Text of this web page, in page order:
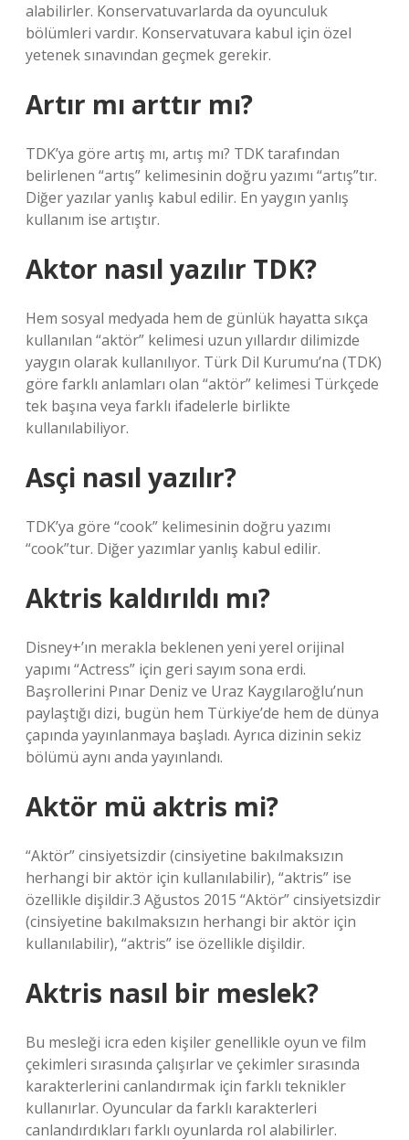
alabilirler. Konservatuvarlarda da oyunculuk
bölümleri vardır. Konservatuvara kabul için özel
yetenek sınavından geçmek gerekir.
Artır mı arttır mı?
TDK’ya göre artış mı, artış mı? TDK tarafından
belirlenen “artış” kelimesinin doğru yazımı “artış”tır.
Diğer yazılar yanlış kabul edilir. En yaygın yanlış
kullanım ise artıştır.
Aktor nasıl yazılır TDK?
Hem sosyal medyada hem de günlük hayatta sıkça
kullanılan “aktör” kelimesi uzun yıllardır dilimizde
yaygın olarak kullanılıyor. Türk Dil Kurumu’na (TDK)
göre farklı anlamları olan “aktör” kelimesi Türkçede
tek başına veya farklı ifadelerle birlikte
kullanılabiliyor.
Asçi nasıl yazılır?
TDK’ya göre “cook” kelimesinin doğru yazımı
“cook”tur. Diğer yazımlar yanlış kabul edilir.
Aktris kaldırıldı mı?
Disney+’ın merakla beklenen yeni yerel orijinal
yapımı “Actress” için geri sayım sona erdi.
Başrollerini Pınar Deniz ve Uraz Kaygılaroğlu’nun
paylaştığı dizi, bugün hem Türkiye’de hem de dünya
çapında yayınlanmaya başladı. Ayrıca dizinin sekiz
bölümü aynı anda yayınlandı.
Aktör mü aktris mi?
“Aktör” cinsiyetsizdir (cinsiyetine bakılmaksızın
herhangi bir aktör için kullanılabilir), “aktris” ise
özellikle dişildir.3 Ağustos 2015 “Aktör” cinsiyetsizdir
(cinsiyetine bakılmaksızın herhangi bir aktör için
kullanılabilir), “aktris” ise özellikle dişildir.
Aktris nasıl bir meslek?
Bu mesleği icra eden kişiler genellikle oyun ve film
çekimleri sırasında çalışırlar ve çekimler sırasında
karakterlerini canlandırmak için farklı teknikler
kullanırlar. Oyuncular da farklı karakterleri
canlandırdıkları farklı oyunlarda rol alabilirler.